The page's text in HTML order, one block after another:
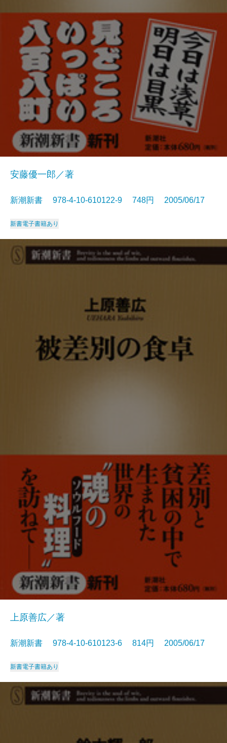
安藤優一郎／著
新潮新書 978-4-10-610122-9 748円 2005/06/17
新書電子書籍あり
上原善広／著
新潮新書 978-4-10-610123-6 814円 2005/06/17
新書電子書籍あり